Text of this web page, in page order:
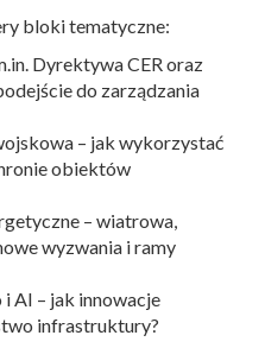
bloki tematyczne:
Dyrektywa CER oraz
do zarządzania
– jak wykorzystać
obiektów
– wiatrowa,
wyzwania i ramy
AI – jak innowacje
infrastruktury?